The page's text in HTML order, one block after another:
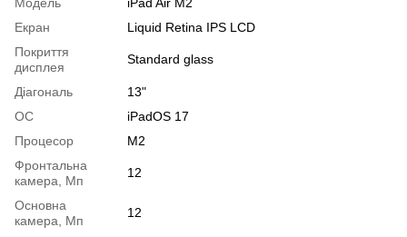
Екран
Liquid Retina IPS LCD
Покриття
дисплея
Standard glass
Діагональ
13"
OC
iPadOS 17
Процесор
M2
Фронтальна
камера, Мп
12
Основна
камера, Мп
12